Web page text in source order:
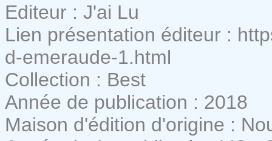
Editeur : J'ai Lu
Lien présentation éditeur :
d-emeraude-1.html
Collection : Best
Année de publication : 2018
Maison d'édition d'origine :